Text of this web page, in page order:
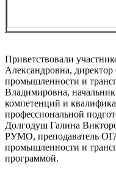
Приветствовали
Александровна,
промышленности и
Владимировна,
компетенций и
профессиональной
Долгодуш Галина
РУМО, преподаватель
промышленности и
программой.